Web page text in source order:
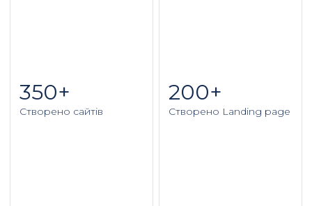
350+
Створено сайтів
200+
Створено Landing page